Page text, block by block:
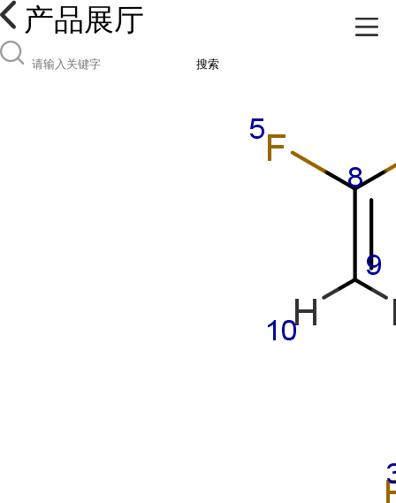
产品展厅
搜索